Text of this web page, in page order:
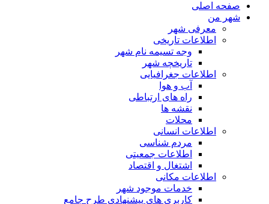
صفحه اصلی
شهر من
معرفی شهر
اطلاعات تاریخی
وجه تسیمه نام شهر
تاریخچه شهر
اطلاعات جغرافیایی
آب و هوا
راه های ارتباطی
نقشه ها
محلات
اطلاعات انسانی
مردم شناسی
اطلاعات جمعیتی
اشتغال و اقتصاد
اطلاعات مکانی
خدمات موجود شهر
کاربری های پیشنهادی طرح جامع